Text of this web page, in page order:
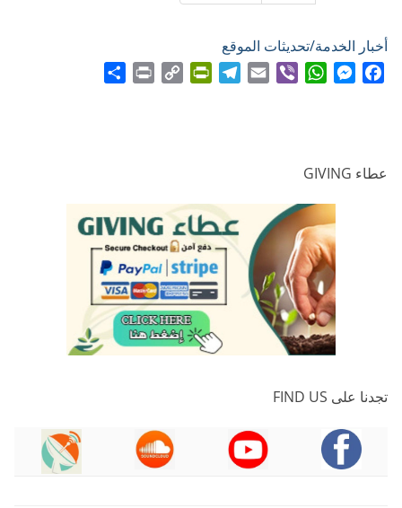
أخبار الخدمة/تحديثات الموقع
عطاء GIVING
تجدنا على FIND US